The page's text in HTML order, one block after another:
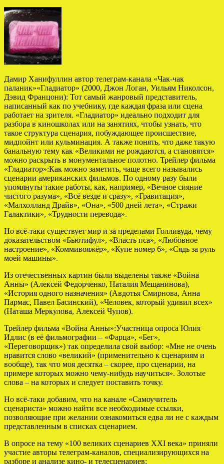
Дамир Ханифуллин автор телеграм-канала «Чак-чак
паланик»«Гладиатор» (2000, Джон Логан, Уильям Николсон,
Дэвид Францони): Тот самый жанровый представитель,
написанный как по учебнику, где каждая фраза или сцена
работает на зрителя. «Гладиатор» идеально подходит для
разбора в киношколах или на занятиях, чтобы узнать, что
такое структура сценария, побуждающее происшествие,
мидпойнт или кульминация. А также понять, что даже такую
банальную тему как «Великими не рождаются, а становятся»
можно раскрыть в монументальное полотно. Трейлер фильма
«Гладиатор»:Как можно заметить, чаще всего назывались
сценарии американских фильмов. По одному разу были
упомянуты такие работы, как, например, «Вечное сияние
чистого разума», «Всё везде и сразу», «Гравитация»,
«Малхолланд Драйв», «Она», «500 дней лета», «Стражи
Галактики», «Трудности перевода».
Но всё-таки существует мир и за пределами Голливуда, чему
доказательством «Бьютифул», «Власть пса», «Любовное
настроение», «Коммивояжёр», «Купе номер 6», «Сядь за руль
моей машины».
Из отечественных картин были выделены также «Война
Анны» (Алексей Федорченко, Наталия Мещанинова),
«История одного назначения» (Авдотья Смирнова, Анна
Пармас, Павел Басинский), «Человек, который удивил всех»
(Наташа Меркулова, Алексей Чупов).
Трейлер фильма «Война Анны»:Участница опроса Юлия
Идлис (в её фильмографии – «Фарца», «Бег»,
«Переговорщик») так определила свой выбор: «Мне не очень
нравится слово «великий» (применительно к сценариям и
вообще), так что моя десятка – скорее, про сценарии, на
примере которых можно чему-нибудь научиться». Золотые
слова – на которых и следует поставить точку.
Но всё-таки добавим, что на канале «Самоучитель
сценариста» можно найти все необходимые ссылки,
позволяющие при желании ознакомиться едва ли не с каждым
представленным в списках сценарием.
В опросе на тему «100 великих сценариев XXI века» приняли
участие авторы телеграм-каналов, специализирующихся на
разборе и анализе кино- и телесценариев: